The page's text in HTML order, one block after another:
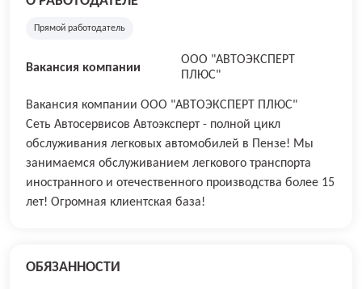
Прямой работодатель
Вакансия компании
ООО "АВТОЭКСПЕРТ
ПЛЮС"
Вакансия компании ООО "АВТОЭКСПЕРТ ПЛЮС"
Сеть Автосервисов Автоэксперт - полной цикл
обслуживания легковых автомобилей в Пензе! Мы
занимаемся обслуживанием легкового транспорта
иностранного и отечественного производства более 15
лет! Огромная клиентская база!
ОБЯЗАННОСТИ